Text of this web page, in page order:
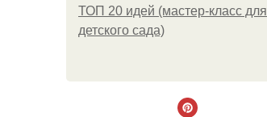
ТОП 20 идей (мастер-класс для
детского сада)